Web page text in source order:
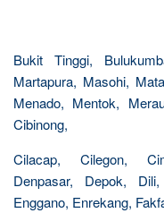
Bukit Tinggi,
Martapura, Masohi,
Menado, Mentok,
Cibinong,
Cilacap, Cilegon,
Denpasar, Depok,
Enggano, Enrekang,